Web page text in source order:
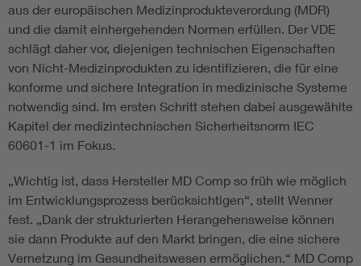
aus der europäischen Medizinprodukteverordung (MDR)
und die damit einhergehenden Normen erfüllen. Der VDE
schlägt daher vor, diejenigen technischen Eigenschaften
von Nicht-Medizinprodukten zu identifizieren, die für eine
konforme und sichere Integration in medizinische Systeme
notwendig sind. Im ersten Schritt stehen dabei ausgewählte
Kapitel der medizintechnischen Sicherheitsnorm IEC
60601-1 im Fokus.
„Wichtig ist, dass Hersteller MD Comp so früh wie möglich
im Entwicklungsprozess berücksichtigen“, stellt Wenner
fest. „Dank der strukturierten Herangehensweise können
sie dann Produkte auf den Markt bringen, die eine sichere
Vernetzung im Gesundheitswesen ermöglichen.“ MD Comp